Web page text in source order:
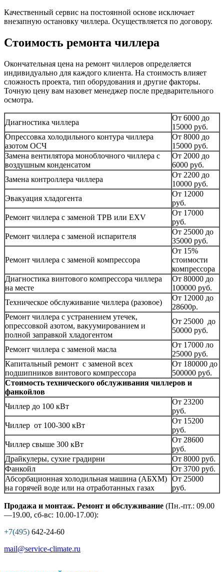
Качественный сервис на постоянной основе исключает
внезапную остановку чиллера. Осуществляется по договору.
Стоимость ремонта чиллера
Окончательная цена на ремонт чиллеров определяется
индивидуально для каждого клиента. На стоимость влияет
сложность проекта, тип оборудования и другие факторы.
Точную цену вам назовет менеджер после предварительного
осмотра.
Диагностика чиллера
От 6000 до
15000 руб.
Опрессовка холодильного контура чиллера
азотом ОСЧ
От 8000 до
15000 руб.
Замена вентилятора моноблочного чиллера с
воздушным конденсатом
От 2000 до
6000 руб.
Замена контроллера чиллера
От 2200 до
10000 руб.
Эвакуация хладогента
От 12000
руб.
Ремонт чиллера с заменой ТРВ или EXV
От 17000
руб.
Ремонт чиллера с заменой испарителя
От 25000 до
35000 руб.
Ремонт чиллера с заменой компрессора
От 15%
стоимости
компрессора
Диагностика винтового компрессора чиллера
на месте
От 80000 до
100000 руб.
Техническое обслуживание чиллера (разовое)
От 12000 до
28600р.
Ремонт чиллера с устранением утечек,
опрессовкой азотом, вакуумированием и
полной заправкой хладогентом
От 25000 до
50000 руб.
Ремонт чиллера с заменой масла
От 17000 ло
25000 руб.
Капитальный ремонт с заменой всех
подшипников винтового компрессора
От 180000 до
500000 руб.
Стоимость технического обслуживания чиллеров и
фанкойлов
Чиллер до 100 кВт
От 23200
руб.
Чиллер от 100-300 кВт
От 15200
руб.
Чиллер свыше 300 кВт
От 28600
руб.
Драйкулеры, сухие градирни
От 8000 руб.
Фанкойл
От 3700 руб.
Абсорбационная холодильная машина (АБХМ)
на горячей воде или на отработанных газах
От 25000
руб.
Продажа и монтаж. Ремонт и обслуживание (Пн.-пт.: 09.00
—19.00, сб-вс: 10.00-17.00):
+7(495) 642-24-60
mail@service-climate.ru